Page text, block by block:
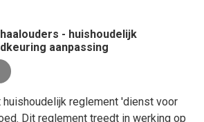
- huishoudelijk
aanpassing
huishoudelijk reglement 'dienst voor
Dit reglement treedt in werking op